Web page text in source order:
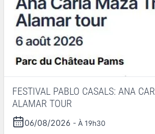
FESTIVAL PABLO CASALS: ANA
ALAMAR TOUR
06/08/2026 - À 19h30